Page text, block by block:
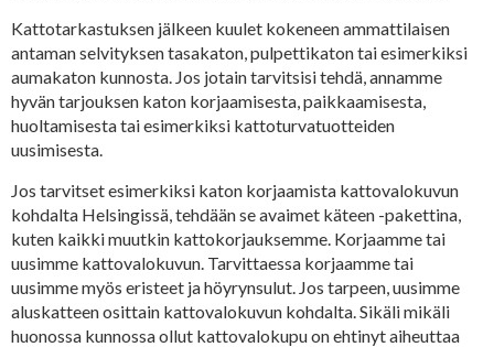
Kattotarkastuksen jälkeen kuulet kokeneen ammattilaisen
antaman selvityksen tasakaton, pulpettikaton tai esimerkiksi
aumakaton kunnosta. Jos jotain tarvitsisi tehdä, annamme
hyvän tarjouksen katon korjaamisesta, paikkaamisesta,
huoltamisesta tai esimerkiksi kattoturvatuotteiden
uusimisesta.
Jos tarvitset esimerkiksi katon korjaamista kattovalokuvun
kohdalta Helsingissä, tehdään se avaimet käteen -pakettina,
kuten kaikki muutkin kattokorjauksemme. Korjaamme tai
uusimme kattovalokuvun. Tarvittaessa korjaamme tai
uusimme myös eristeet ja höyrynsulut. Jos tarpeen, uusimme
aluskatteen osittain kattovalokuvun kohdalta. Sikäli mikäli
huonossa kunnossa ollut kattovalokupu on ehtinyt aiheuttaa